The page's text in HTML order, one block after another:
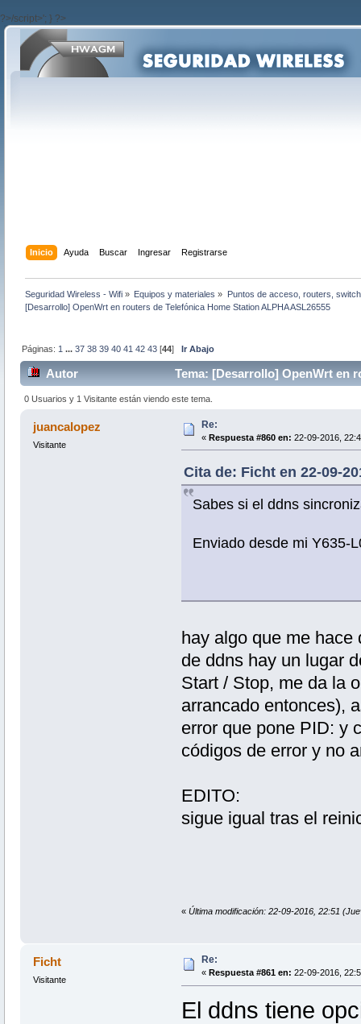
?>/script>'; } ?>
Inicio Ayuda Buscar Ingresar Registrarse
Seguridad Wireless - Wifi » Equipos y materiales » Puntos de acceso, routers,
[Desarrollo] OpenWrt en routers de Telefónica Home Station ALPHA ASL26555
Páginas: 1 ...37 38 39 40 41 42 43 [44]Ir Abajo
Autor
Tema: [Desarrollo] OpenWrt en
veces)
0 Usuarios y 1 Visitante están viendo este tema.
juancalopez
Visitante
Re:
« Respuesta #860 en: 22-09-2016,
Cita de: Ficht en 22-09-
Sabes si el ddns
Enviado desde mi Y635-
hay algo que me
de ddns hay un lugar
Start / Stop, me da la
arrancado entonces),
error que pone PID: y
códigos de error y no
EDITO:
sigue igual tras el
« Última modificación: 22-09-2016, 22:51
Ficht
Visitante
Re:
« Respuesta #861 en: 22-09-2016,
El ddns tiene